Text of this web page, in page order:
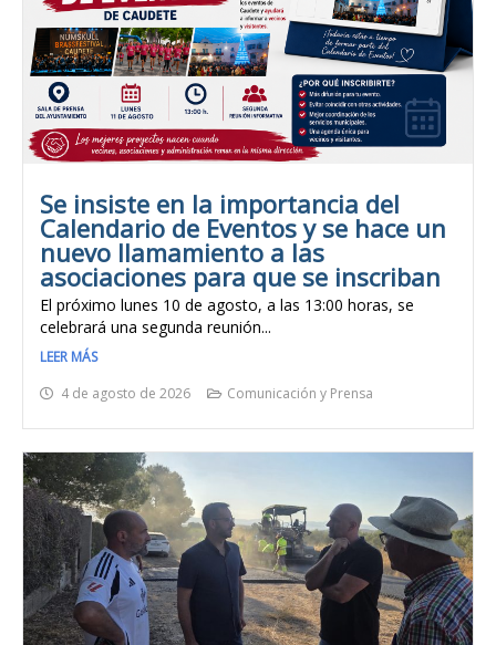
Se insiste en la importancia del
Calendario de Eventos y se hace un
nuevo llamamiento a las
asociaciones para que se inscriban
El próximo lunes 10 de agosto, a las 13:00 horas, se
celebrará una segunda reunión...
LEER MÁS
4 de agosto de 2026
Comunicación y Prensa